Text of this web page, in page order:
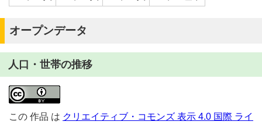
オープンデータ
人口・世帯の推移
この 作品 は クリエイティブ・コモンズ 表示 4.0 国際 ライ